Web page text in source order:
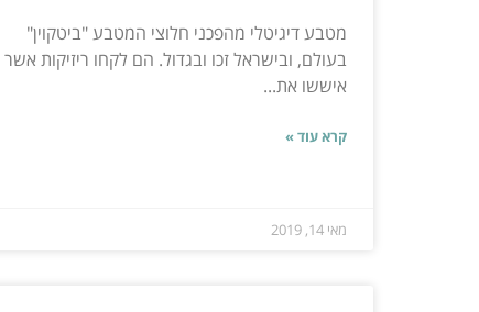
מטבע דיגיטלי מהפכני חלוצי המטבע "ביטקוין"
בעולם, ובישראל זכו ובגדול. הם לקחו ריזיקות אשר
איששו את...
קרא עוד »
מאי 14, 2019